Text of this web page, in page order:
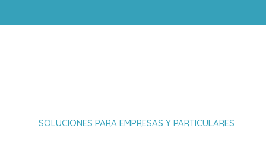
SOLUCIONES PARA EMPRESAS Y PARTICULARES